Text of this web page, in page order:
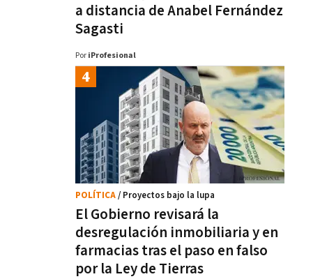
a distancia de Anabel Fernández
Sagasti
Por iProfesional
El Gobierno revisará la
desregulación inmobiliaria y en
farmacias tras el paso en falso
por la Ley de Tierras
POLÍTICA/ Proyectos bajo la lupa